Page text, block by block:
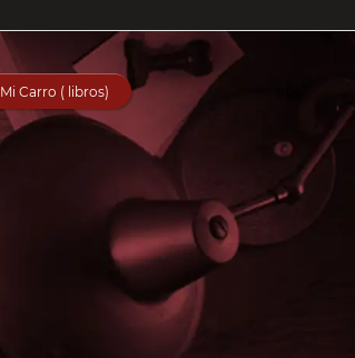
Mi Carro ( libros)